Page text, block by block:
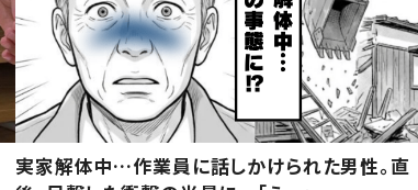
実家解体中…作業員に話しかけられた男性。直